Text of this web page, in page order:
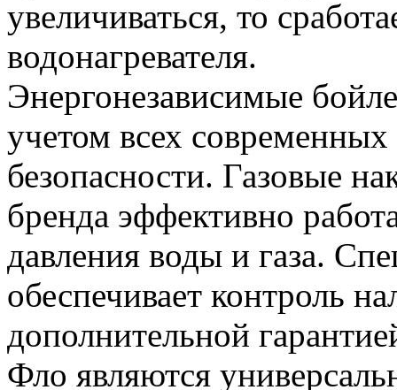
увеличиваться, то
водонагревателя.
Энергонезависимые
учетом всех
безопасности. Газовые
бренда эффективно
давления воды и газа.
обеспечивает контроль
дополнительной
Фло являются